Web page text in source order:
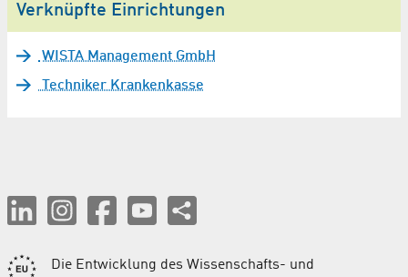
Verknüpfte Einrichtungen
WISTA Management GmbH
Techniker Krankenkasse
Die Entwicklung des Wissenschafts- und